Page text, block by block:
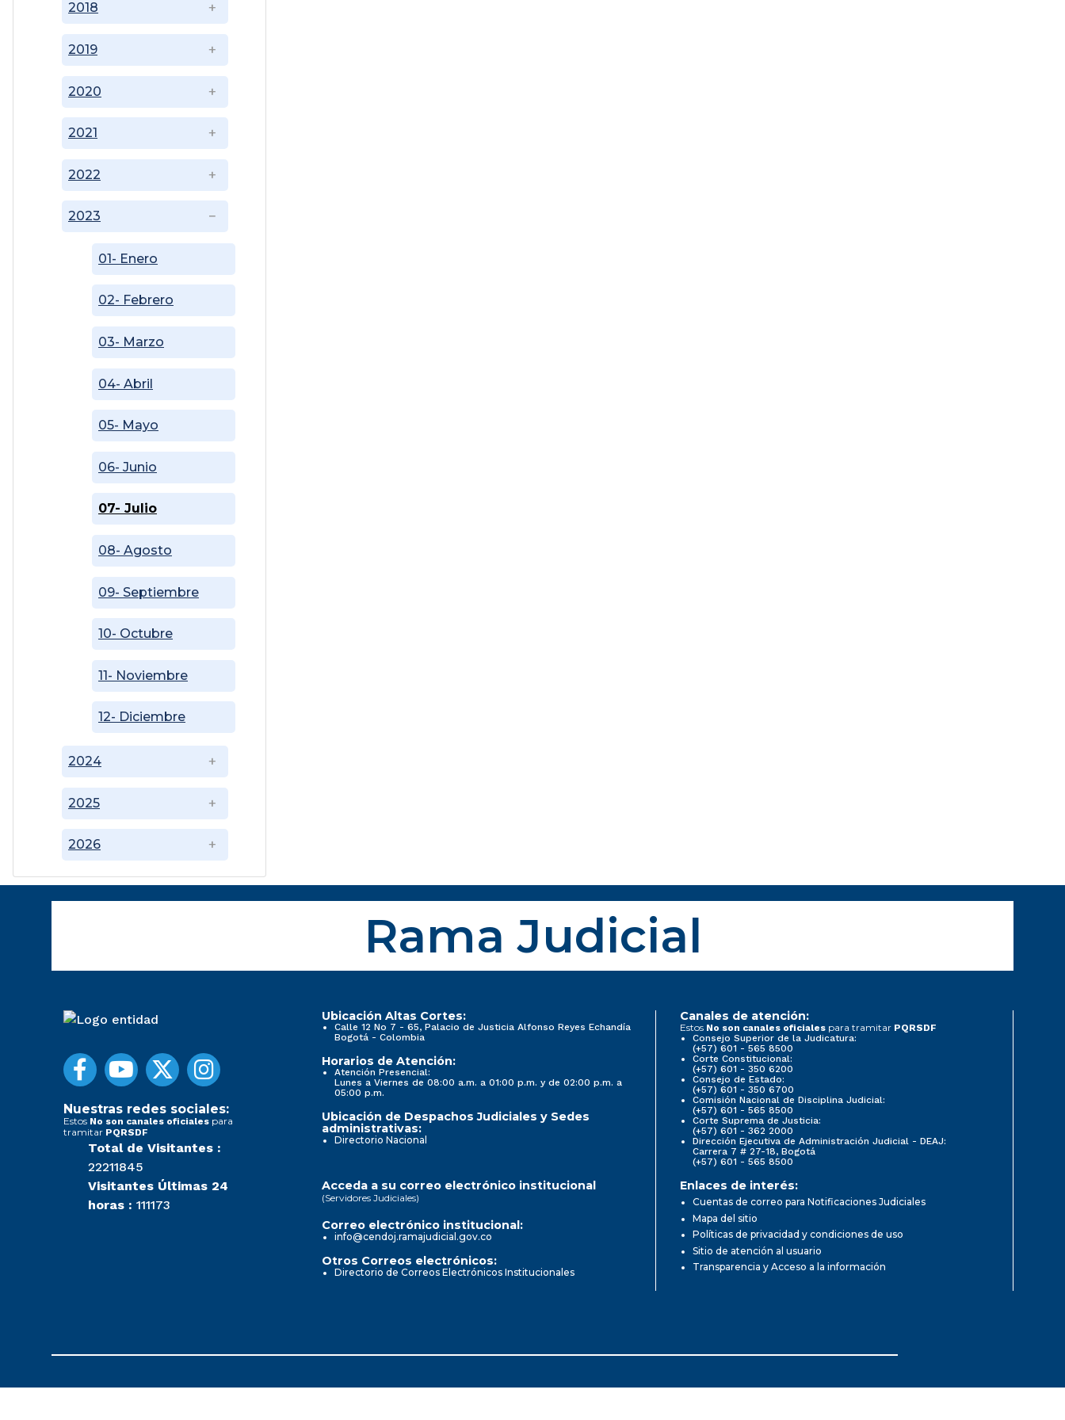
2018
2019
2020
2021
2022
2023
01- Enero
02- Febrero
03- Marzo
04- Abril
05- Mayo
06- Junio
07- Julio
08- Agosto
09- Septiembre
10- Octubre
11- Noviembre
12- Diciembre
2024
2025
2026
Rama Judicial
Nuestras redes sociales:
Estos No son canales oficiales para
tramitar PQRSDF
Total de Visitantes :
22211845
Visitantes Últimas 24
horas : 111173
Ubicación Altas Cortes:
Calle 12 No 7 - 65, Palacio de Justicia Alfonso Reyes Echandía
Bogotá - Colombia
Horarios de Atención:
Atención Presencial:
Lunes a Viernes de 08:00 a.m. a 01:00 p.m. y de 02:00 p.m. a
05:00 p.m.
Ubicación de Despachos Judiciales y Sedes
administrativas:
Directorio Nacional
Canales de atención:
Estos No son canales oficiales para tramitar PQRSDF
Consejo Superior de la Judicatura:
(+57) 601 - 565 8500
Corte Constitucional:
(+57) 601 - 350 6200
Consejo de Estado:
(+57) 601 - 350 6700
Comisión Nacional de Disciplina Judicial:
(+57) 601 - 565 8500
Corte Suprema de Justicia:
(+57) 601 - 362 2000
Dirección Ejecutiva de Administración Judicial - DEAJ:
Carrera 7 # 27-18, Bogotá
(+57) 601 - 565 8500
Acceda a su correo electrónico institucional
(Servidores Judiciales)
Correo electrónico institucional:
info@cendoj.ramajudicial.gov.co
Otros Correos electrónicos:
Directorio de Correos Electrónicos Institucionales
Enlaces de interés:
Cuentas de correo para Notificaciones Judiciales
Mapa del sitio
Políticas de privacidad y condiciones de uso
Sitio de atención al usuario
Transparencia y Acceso a la información